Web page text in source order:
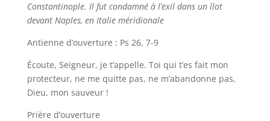
Constantinople. Il fut condamné à l’exil dans un îlot
devant Naples, en Italie méridionale
Antienne d’ouverture : Ps 26, 7-9
Écoute, Seigneur, je t’appelle. Toi qui t’es fait mon
protecteur, ne me quitte pas, ne m’abandonne pas,
Dieu, mon sauveur !
Prière d’ouverture